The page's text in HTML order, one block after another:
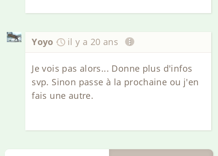
Yoyo il y a 20 ans
Je vois pas alors... Donne plus d'infos
svp. Sinon passe à la prochaine ou j'en
fais une autre.